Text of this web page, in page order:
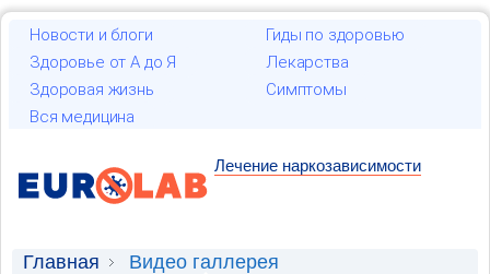
Новости и блоги
Гиды по здоровью
Здоровье от А до Я
Лекарства
Здоровая жизнь
Симптомы
Вся медицина
Лечение наркозависимости
Главная Видео галлерея